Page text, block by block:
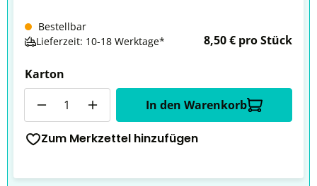
Bestellbar
Lieferzeit: 10-18 Werktage*
8,50 € pro Stück
Karton
In den Warenkorb
Zum Merkzettel hinzufügen